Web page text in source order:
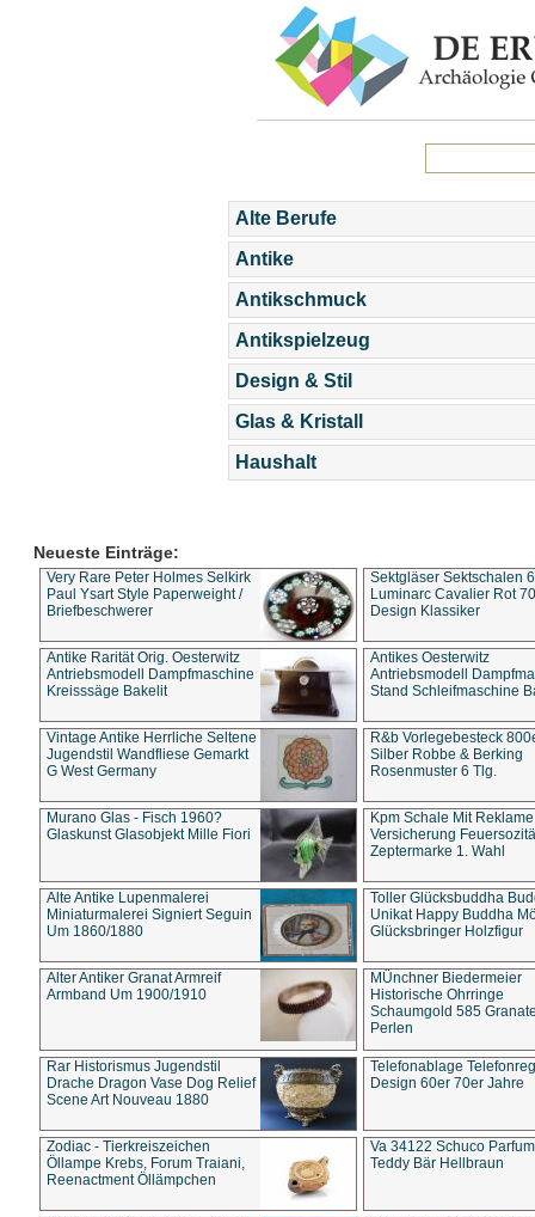
Alte Berufe
Antike
Antikschmuck
Antikspielzeug
Design & Stil
Glas & Kristall
Haushalt
Neueste Einträge:
Very Rare Peter Holmes Selkirk
Paul Ysart Style Paperweight /
Briefbeschwerer
Sektgläser Sektschalen
Luminarc Cavalier Rot
Design Klassiker
Antike Rarität Orig. Oesterwitz
Antriebsmodell Dampfmaschine
Kreisssäge Bakelit
Antikes Oesterwitz
Antriebsmodell
Stand Schleifmaschine
Vintage Antike Herrliche Seltene
Jugendstil Wandfliese Gemarkt
G West Germany
R&b Vorlegebesteck
Silber Robbe & Berking
Rosenmuster 6 Tlg.
Murano Glas - Fisch 1960?
Glaskunst Glasobjekt Mille Fiori
Kpm Schale Mit Reklame
Versicherung
Zeptermarke 1. Wahl
Alte Antike Lupenmalerei
Miniaturmalerei Signiert Seguin
Um 1860/1880
Toller Glücksbuddha
Unikat Happy Buddha
Glücksbringer Holzfigur
Alter Antiker Granat Armreif
Armband Um 1900/1910
MÜnchner Biedermeier
Historische Ohrringe
Schaumgold 585
Perlen
Rar Historismus Jugendstil
Drache Dragon Vase Dog Relief
Scene Art Nouveau 1880
Telefonablage
Design 60er 70er Jahre
Zodiac - Tierkreiszeichen
Öllampe Krebs, Forum Traiani,
Reenactment Öllämpchen
Va 34122 Schuco
Teddy Bär Hellbraun